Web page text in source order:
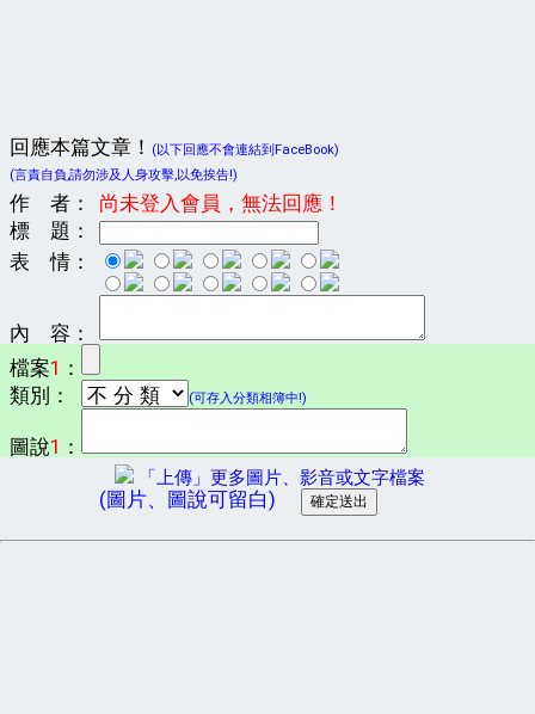
回應本篇文章！
(以下回應不會連結到FaceBook)
(言責自負,請勿涉及人身攻擊,以免挨告!)
作 者：
尚未登入會員，無法回應！
標 題：
表 情：
內 容：
檔案1 ：
類別：
(可存入分類相簿中!)
圖說1 ：
「上傳」更多圖片、影音或文字檔案
(圖片、圖說可留白)